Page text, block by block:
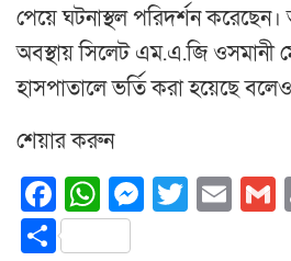
পেয়ে ঘটনাস্থল পরিদর্শন
অবস্থায় সিলেট এম.এ.জি ওসমানী
হাসপাতালে ভর্তি করা হয়েছে
শেয়ার করুন
Facebook
WhatsApp
Share